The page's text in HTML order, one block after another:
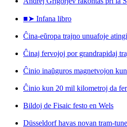
■➤ Infana libro
Ĉina-eŭropa trajno unuafoje
Ĉinaj fervojoj por grandrapidaj
Ĉinio inaŭguros magnetvojon
Ĉinio kun 20 mil kilometroj da
Bildoj de Fisaic festo en Wels
Düsseldorf havas novan tram-